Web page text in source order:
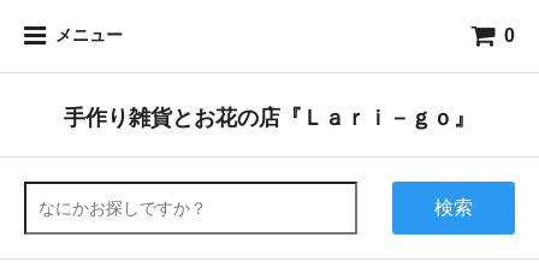
メニュー 0
手作り雑貨とお花の店『Ｌａｒｉ－ｇｏ』
検索